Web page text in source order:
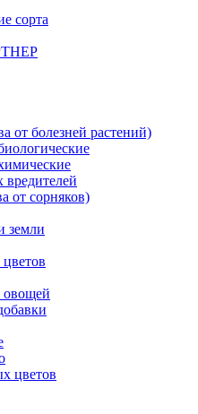
сорта
от болезней растений)
вредителей
от сорняков)
земли
овощей
цветов